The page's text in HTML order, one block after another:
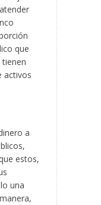
que
activos
a
estos,
una